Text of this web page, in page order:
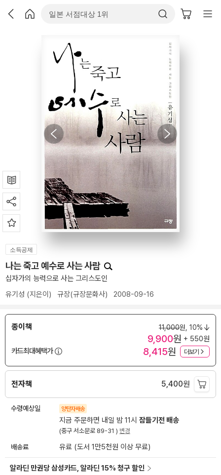
소득공제
나는 죽고 예수로 사는 사람
십자가의 능력으로 사는 그리스도인
유기성 (지은이) 규장(규장문화사) 2008-09-16
종이책 11,000원, 10%
9,900원 + 550원
카드최대혜택가
8,415원 더보기
전자책 5,400원
수령예상일 양탄자배송
지금 주문하면 내일 밤 11시 잠들기전 배송
(중구 서소문로 89-31 ) 변경
배송료 유료 (도서 1만5천원 이상 무료)
알라딘 만권당 삼성카드, 알라딘 15% 청구 할인